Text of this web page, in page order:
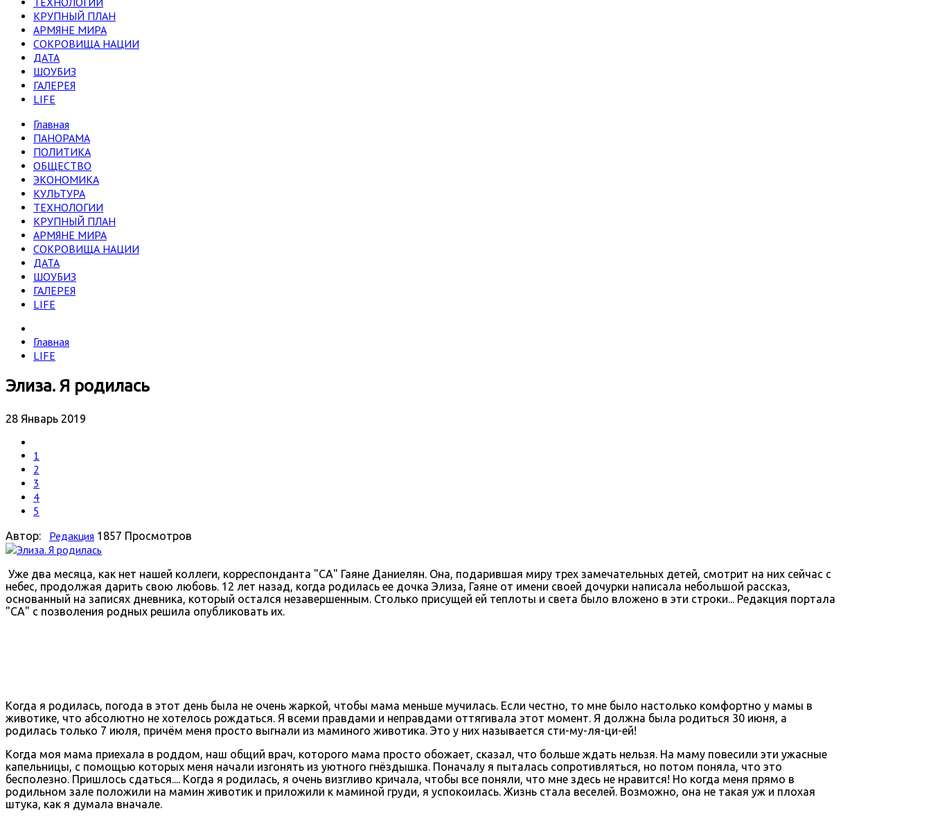
КРУПНЫЙ ПЛАН
АРМЯНЕ МИРА
СОКРОВИЩА НАЦИИ
ДАТА
ШОУБИЗ
ГАЛЕРЕЯ
LIFE
Главная
ПАНОРАМА
ПОЛИТИКА
ОБЩЕСТВО
ЭКОНОМИКА
КУЛЬТУРА
ТЕХНОЛОГИИ
КРУПНЫЙ ПЛАН
АРМЯНЕ МИРА
СОКРОВИЩА НАЦИИ
ДАТА
ШОУБИЗ
ГАЛЕРЕЯ
LIFE
Главная
LIFE
Элиза. Я родилась
28 Январь 2019
1
2
3
4
5
Автор: Редакция 1857 Просмотров
Уже два месяца, как нет нашей коллеги, корреспонданта "СА" Гаяне Даниелян. Она, подарившая миру трех замечательных детей, смотрит на них сейчас с
небес, продолжая дарить свою любовь. 12 лет назад, когда родилась ее дочка Элиза, Гаяне от имени своей дочурки написала небольшой рассказ,
основанный на записях дневника, который остался незавершенным. Столько присущей ей теплоты и света было вложено в эти строки... Редакция портала
"СА" с позволения родных решила опубликовать их.
Когда я родилась, погода в этот день была не очень жаркой, чтобы мама меньше мучилась. Если честно, то мне было настолько комфортно у мамы в
животике, что абсолютно не хотелось рождаться. Я всеми правдами и неправдами оттягивала этот момент. Я должна была родиться 30 июня, а
родилась только 7 июля, причём меня просто выгнали из маминого животика. Это у них называется сти-му-ля-ци-ей!
Когда моя мама приехала в роддом, наш общий врач, которого мама просто обожает, сказал, что больше ждать нельзя. На маму повесили эти ужасные
капельницы, с помощью которых меня начали изгонять из уютного гнёздышка. Поначалу я пыталась сопротивляться, но потом поняла, что это
бесполезно. Пришлось сдаться.... Когда я родилась, я очень визгливо кричала, чтобы все поняли, что мне здесь не нравится! Но когда меня прямо в
родильном зале положили на мамин животик и приложили к маминой груди, я успокоилась. Жизнь стала веселей. Возможно, она не такая уж и плохая
штука, как я думала вначале.